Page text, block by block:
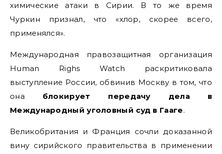
химические атаки в Сирии. В то же время
Чуркин признал, что «хлор, скорее всего,
применялся».
Международная правозащитная организация
Human Righs Watch раскритиковала
выступление России, обвинив Москву в том, что
она блокирует передачу дела в
Международный уголовный суд в Гааге.
Великобритания и Франция сочли доказанной
вину сирийского правительства в применении